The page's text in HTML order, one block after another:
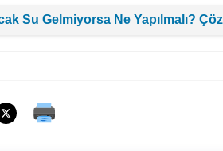
Su Gelmiyorsa Ne Yapılmalı?